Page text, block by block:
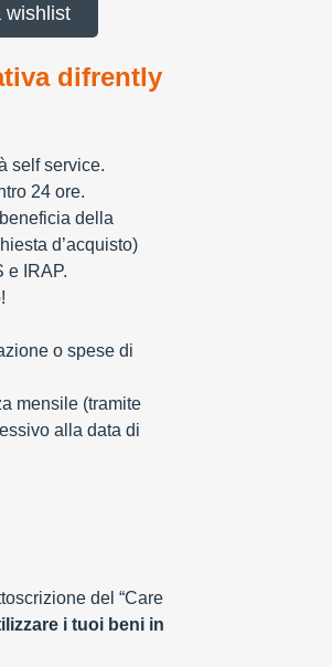
wishlist
difrently
self service.
24 ore.
della
d’acquisto)
e IRAP.
o spese di
mensile (tramite
alla data di
del “Care
i tuoi beni in